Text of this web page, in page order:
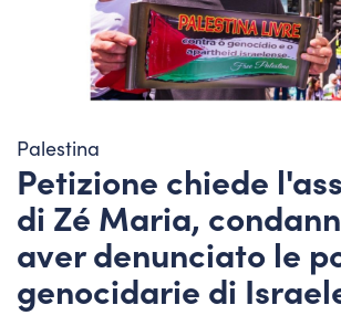
Palestina
Petizione chiede
di Zé Maria,
aver denunciato le
genocidarie di